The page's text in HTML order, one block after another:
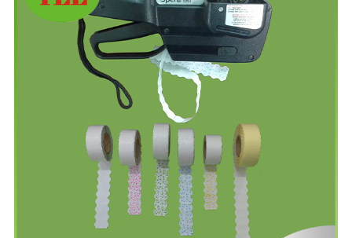
Dau in may ma vach TSC TTP-344M
+ Mở nhóm...